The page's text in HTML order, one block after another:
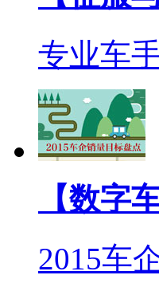
专业车
【数字
2015车